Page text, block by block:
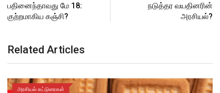
பதினைந்தாவது மே 18:
குற்றமாகிய கஞ்சி?
நடுத்தர வயதினரின்
அரசியல்?
Related Articles
அரசியல் கட்டுரைகள்